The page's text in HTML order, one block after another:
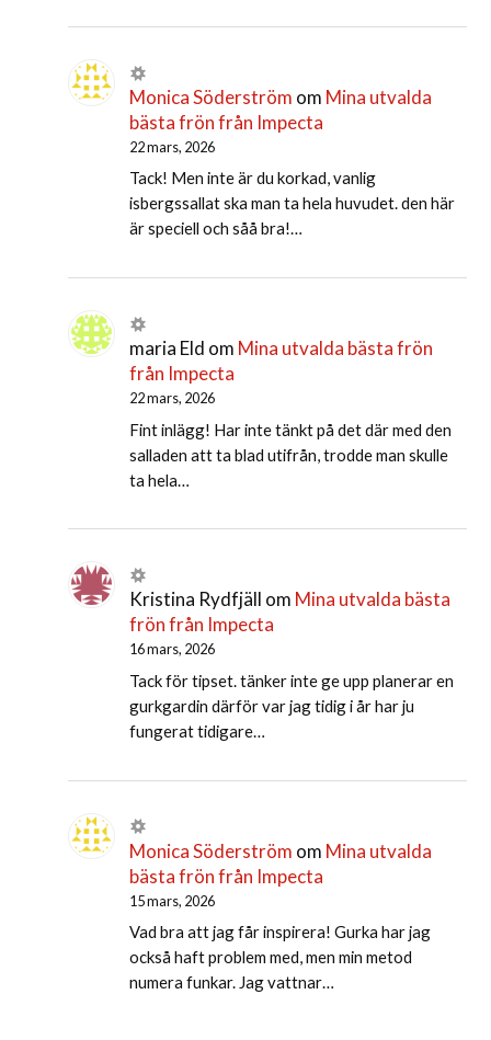
Monica Söderström om Mina utvalda
bästa frön från Impecta
22 mars, 2026
Tack! Men inte är du korkad, vanlig
isbergssallat ska man ta hela huvudet. den här
är speciell och såå bra!…
maria Eld om Mina utvalda bästa frön
från Impecta
22 mars, 2026
Fint inlägg! Har inte tänkt på det där med den
salladen att ta blad utifrån, trodde man skulle
ta hela…
Kristina Rydfjäll om Mina utvalda bästa
frön från Impecta
16 mars, 2026
Tack för tipset. tänker inte ge upp planerar en
gurkgardin därför var jag tidig i år har ju
fungerat tidigare…
Monica Söderström om Mina utvalda
bästa frön från Impecta
15 mars, 2026
Vad bra att jag får inspirera! Gurka har jag
också haft problem med, men min metod
numera funkar. Jag vattnar…